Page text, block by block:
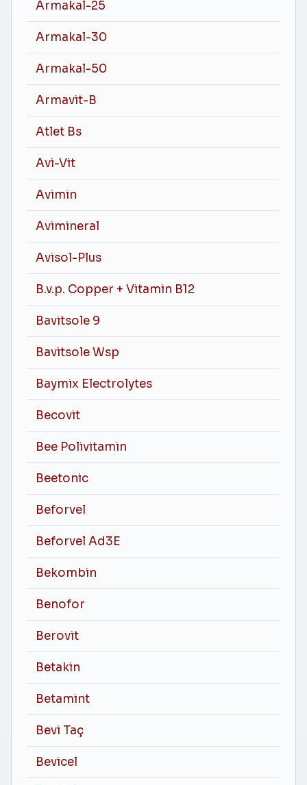
Armakal-25
Armakal-30
Armakal-50
Armavit-B
Atlet Bs
Avi-Vit
Avimin
Avimineral
Avisol-Plus
B.v.p. Copper + Vitamin B12
Bavitsole 9
Bavitsole Wsp
Baymix Electrolytes
Becovit
Bee Polivitamin
Beetonic
Beforvel
Beforvel Ad3E
Bekombin
Benofor
Berovit
Betakin
Betamint
Bevi Taç
Bevicel